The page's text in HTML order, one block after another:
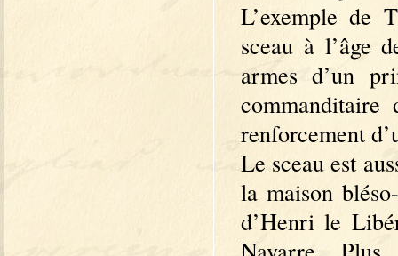
L’exemple de
sceau à l’âge
armes d’un
renforcement
Le sceau est
la maison
d’Henri le
Navarre. Plus